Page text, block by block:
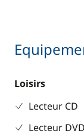
Loisirs
Lecteur CD
Lecteur DVD